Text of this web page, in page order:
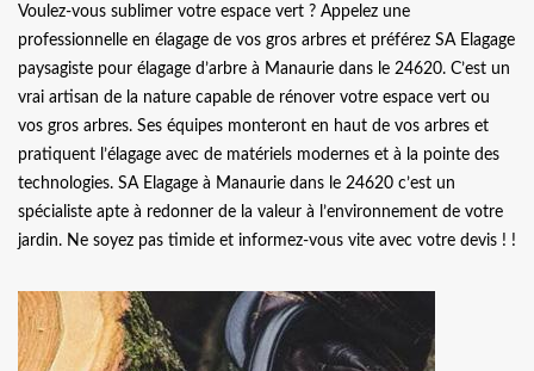
Voulez-vous sublimer votre espace vert ? Appelez une
professionnelle en élagage de vos gros arbres et préférez SA Elagage
paysagiste pour élagage d’arbre à Manaurie dans le 24620. C’est un
vrai artisan de la nature capable de rénover votre espace vert ou
vos gros arbres. Ses équipes monteront en haut de vos arbres et
pratiquent l’élagage avec de matériels modernes et à la pointe des
technologies. SA Elagage à Manaurie dans le 24620 c’est un
spécialiste apte à redonner de la valeur à l’environnement de votre
jardin. Ne soyez pas timide et informez-vous vite avec votre devis ! !